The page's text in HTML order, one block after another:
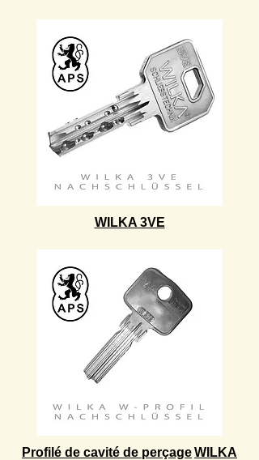
WILKA 3VE
Profilé de cavité de perçageWILKA